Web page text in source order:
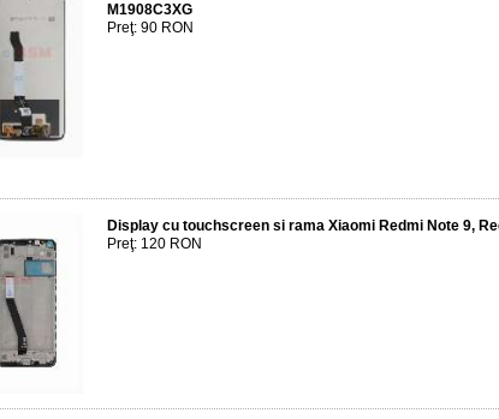
M1908C3XG
Preţ: 90 RON
Display cu touchscreen si rama Xiaomi Redmi Note 9,
Preţ: 120 RON